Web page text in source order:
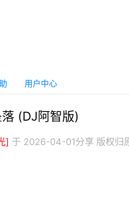
用户中心
(DJ阿智版)
] 于 2026-04-01分享 版权归